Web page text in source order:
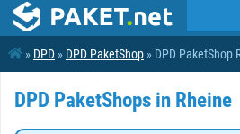
» DPD » DPD PaketShop » DPD PaketShop
DPD PaketShops in Rheine